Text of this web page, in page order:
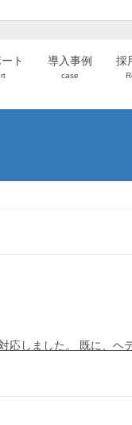
ト 導入事例
case
採
応しました。 既に、ヘ